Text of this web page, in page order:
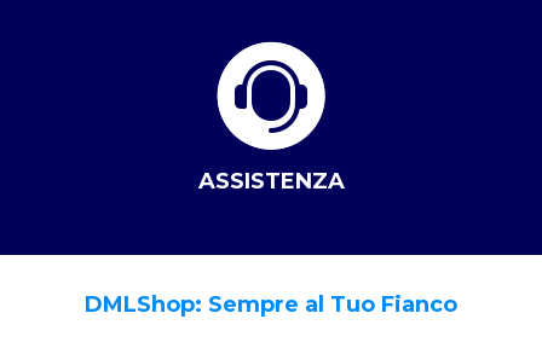
ASSISTENZA
DMLShop: Sempre al Tuo Fianco